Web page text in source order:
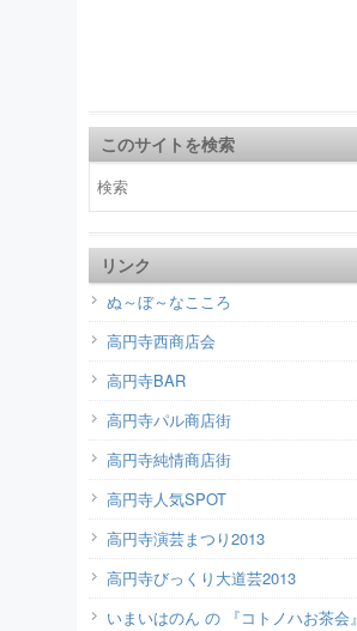
このサイトを検索
リンク
ぬ～ぼ～なこころ
高円寺西商店会
高円寺BAR
高円寺パル商店街
高円寺純情商店街
高円寺人気SPOT
高円寺演芸まつり2013
高円寺びっくり大道芸2013
いまいはのん の 『コトノハお茶会』